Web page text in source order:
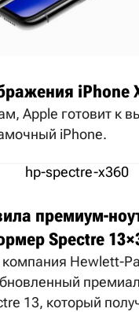
iPhone
Apple готовит к
iPhone.
премиум-
Spectre
Hewlett-
13, который